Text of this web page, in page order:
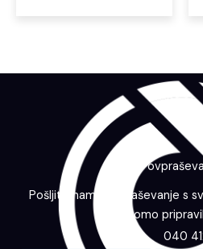
Pošljite nam povpraševanje s
vam bomo
040